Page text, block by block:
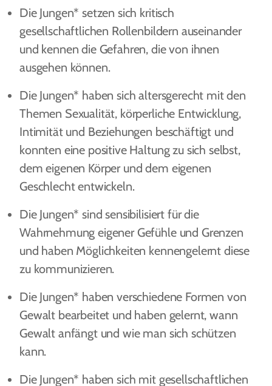
Die Jungen* setzen sich kritisch
gesellschaftlichen Rollenbildern auseinander
und kennen die Gefahren, die von ihnen
ausgehen können.
Die Jungen* haben sich altersgerecht mit den
Themen Sexualität, körperliche Entwicklung,
Intimität und Beziehungen beschäftigt und
konnten eine positive Haltung zu sich selbst,
dem eigenen Körper und dem eigenen
Geschlecht entwickeln.
Die Jungen* sind sensibilisiert für die
Wahrnehmung eigener Gefühle und Grenzen
und haben Möglichkeiten kennengelernt diese
zu kommunizieren.
Die Jungen* haben verschiedene Formen von
Gewalt bearbeitet und haben gelernt, wann
Gewalt anfängt und wie man sich schützen
kann.
Die Jungen* haben sich mit gesellschaftlichen